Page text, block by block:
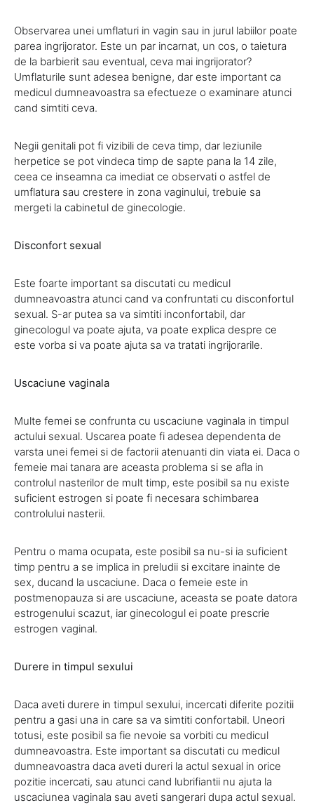
Observarea unei umflaturi in vagin sau in jurul labiilor poate
parea ingrijorator. Este un par incarnat, un cos, o taietura
de la barbierit sau eventual, ceva mai ingrijorator?
Umflaturile sunt adesea benigne, dar este important ca
medicul dumneavoastra sa efectueze o examinare atunci
cand simtiti ceva.
Negii genitali pot fi vizibili de ceva timp, dar leziunile
herpetice se pot vindeca timp de sapte pana la 14 zile,
ceea ce inseamna ca imediat ce observati o astfel de
umflatura sau crestere in zona vaginului, trebuie sa
mergeti la cabinetul de ginecologie.
Disconfort sexual
Este foarte important sa discutati cu medicul
dumneavoastra atunci cand va confruntati cu disconfortul
sexual. S-ar putea sa va simtiti inconfortabil, dar
ginecologul va poate ajuta, va poate explica despre ce
este vorba si va poate ajuta sa va tratati ingrijorarile.
Uscaciune vaginala
Multe femei se confrunta cu uscaciune vaginala in timpul
actului sexual. Uscarea poate fi adesea dependenta de
varsta unei femei si de factorii atenuanti din viata ei. Daca o
femeie mai tanara are aceasta problema si se afla in
controlul nasterilor de mult timp, este posibil sa nu existe
suficient estrogen si poate fi necesara schimbarea
controlului nasterii.
Pentru o mama ocupata, este posibil sa nu-si ia suficient
timp pentru a se implica in preludii si excitare inainte de
sex, ducand la uscaciune. Daca o femeie este in
postmenopauza si are uscaciune, aceasta se poate datora
estrogenului scazut, iar ginecologul ei poate prescrie
estrogen vaginal.
Durere in timpul sexului
Daca aveti durere in timpul sexului, incercati diferite pozitii
pentru a gasi una in care sa va simtiti confortabil. Uneori
totusi, este posibil sa fie nevoie sa vorbiti cu medicul
dumneavoastra. Este important sa discutati cu medicul
dumneavoastra daca aveti dureri la actul sexual in orice
pozitie incercati, sau atunci cand lubrifiantii nu ajuta la
uscaciunea vaginala sau aveti sangerari dupa actul sexual.